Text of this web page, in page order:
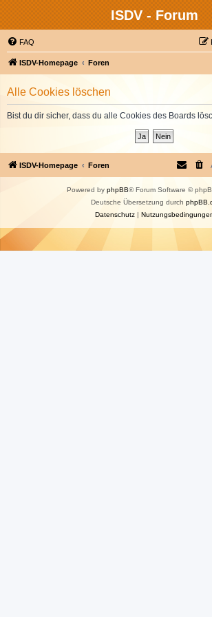
ISDV - Forum
FAQ
ISDV-Homepage Foren
Alle Cookies löschen
Bist du dir sicher, dass du alle Cookies des Boards
ISDV-Homepage Foren
Powered by phpBB® Forum Software ©
Deutsche Übersetzung durch
Datenschutz|